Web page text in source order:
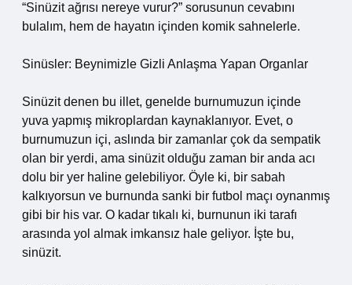
“Sinüzit ağrısı nereye vurur?” sorusunun cevabını
bulalım, hem de hayatın içinden komik sahnelerle.
Sinüsler: Beynimizle Gizli Anlaşma Yapan Organlar
Sinüzit denen bu illet, genelde burnumuzun içinde
yuva yapmış mikroplardan kaynaklanıyor. Evet, o
burnumuzun içi, aslında bir zamanlar çok da sempatik
olan bir yerdi, ama sinüzit olduğu zaman bir anda acı
dolu bir yer haline gelebiliyor. Öyle ki, bir sabah
kalkıyorsun ve burnunda sanki bir futbol maçı oynanmış
gibi bir his var. O kadar tıkalı ki, burnunun iki tarafı
arasında yol almak imkansız hale geliyor. İşte bu,
sinüzit.